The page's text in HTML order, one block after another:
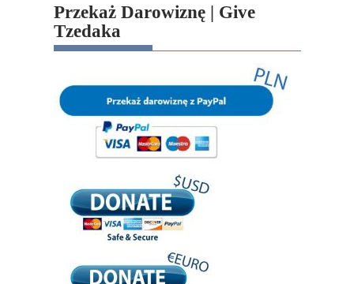
Przekaż Darowiznę | Give
Tzedaka